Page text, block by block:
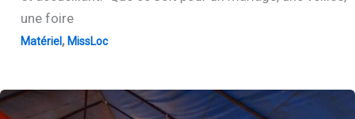
une foire
Matériel, MissLoc